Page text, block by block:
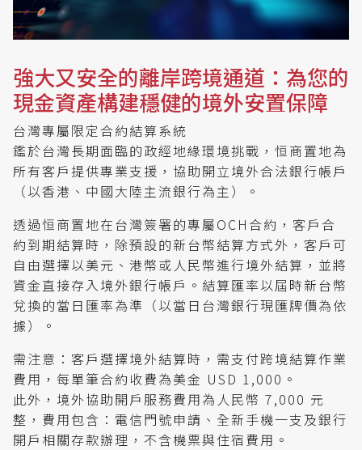
強大又安全的離岸跨境通道：為您的
現金資產構建穩健的境外安置保障
台灣專屬限定合約結算系統
鑑於台灣長期面臨的政經地緣環境挑戰，恒商置地為
所有客戶提供專業支援，協助開立境外合法銀行帳戶
（以香港、中國大陸主流銀行為主）。
透過恒商置地在台灣簽署的專屬OCH合約，客戶合
約到期結算時，除預設的新台幣結算方式外，客戶可
自由選擇以美元、港幣或人民幣進行境外結算，並將
資金直接存入境外銀行帳戶。結算匯率以屆時新台幣
兌換的當日匯率為準（以當日台灣銀行現匯牌價為依
據）。
需注意：客戶選擇境外結算時，需支付跨境結算作業
費用，每單筆合約收費為美金 USD 1,000。
此外，境外協助開戶服務費用為人民幣 7,000 元
整，費用包含：電信門號申請、全新手機一支及銀行
開戶相關存款辦理，不含機票與住宿費用。